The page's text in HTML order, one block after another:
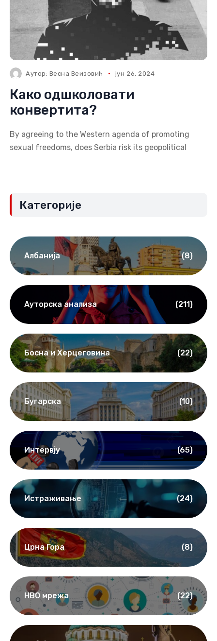
Аутор: Весна Веизовић јун 26, 2024
Како одшколовати
конвертита?
By agreeing to the Western agenda of promoting
sexual freedoms, does Serbia risk its geopolitical
Категорије
Албанија (8)
Ауторска анализа (211)
Босна и Херцеговина (22)
Бугарска (10)
Интервју (65)
Истраживање (24)
Црна Гора (8)
НВО мрежа (22)